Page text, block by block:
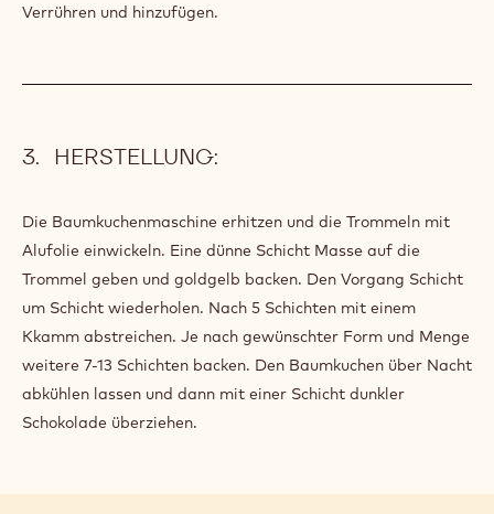
Verrühren und hinzufügen.
HERSTELLUNG:
Die Baumkuchenmaschine erhitzen und die Trommeln mit
Alufolie einwickeln. Eine dünne Schicht Masse auf die
Trommel geben und goldgelb backen. Den Vorgang Schicht
um Schicht wiederholen. Nach 5 Schichten mit einem
Kkamm abstreichen. Je nach gewünschter Form und Menge
weitere 7-13 Schichten backen. Den Baumkuchen über Nacht
abkühlen lassen und dann mit einer Schicht dunkler
Schokolade überziehen.